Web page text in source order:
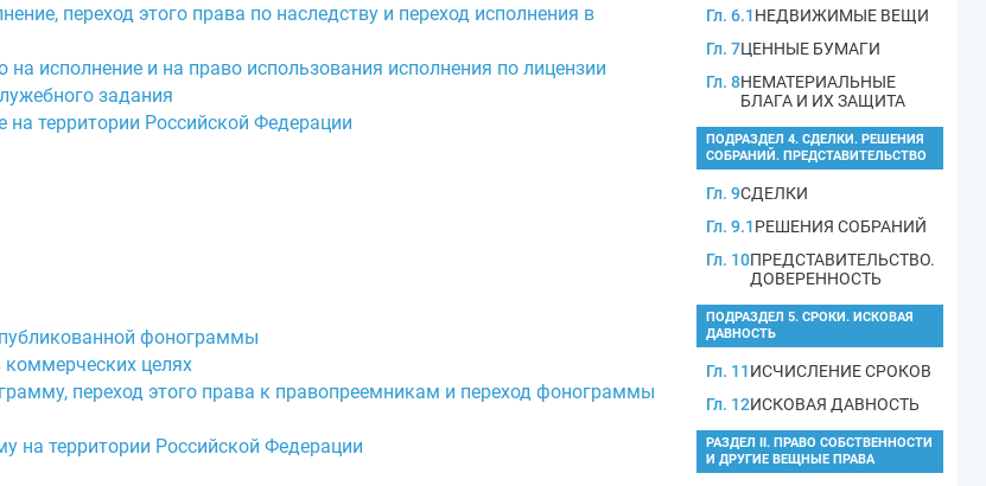
переход этого права по наследству и переход исполнения в
исполнение и на право использования исполнения по лицензии
задания
на территории Российской Федерации
фонограммы
целях
переход этого права к правопреемникам и переход фонограммы
на территории Российской Федерации
Гл. 6.1НЕДВИЖИМЫЕ ВЕЩИ
Гл. 7ЦЕННЫЕ БУМАГИ
Гл. 8НЕМАТЕРИАЛЬНЫЕ
БЛАГА И ИХ ЗАЩИТА
ПОДРАЗДЕЛ 4. СДЕЛКИ. РЕШЕНИЯ
СОБРАНИЙ. ПРЕДСТАВИТЕЛЬСТВО
Гл. 9СДЕЛКИ
Гл. 9.1РЕШЕНИЯ СОБРАНИЙ
Гл. 10ПРЕДСТАВИТЕЛЬСТВО.
ДОВЕРЕННОСТЬ
ПОДРАЗДЕЛ 5. СРОКИ. ИСКОВАЯ
ДАВНОСТЬ
Гл. 11ИСЧИСЛЕНИЕ СРОКОВ
Гл. 12ИСКОВАЯ ДАВНОСТЬ
РАЗДЕЛ II. ПРАВО СОБСТВЕННОСТИ
И ДРУГИЕ ВЕЩНЫЕ ПРАВА